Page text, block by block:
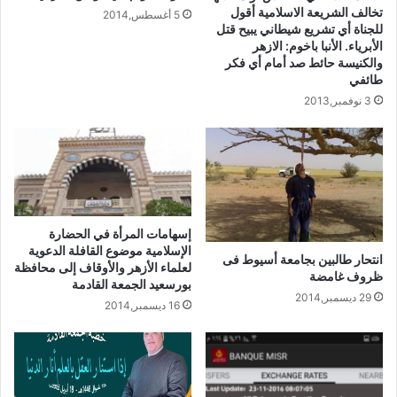
الرَّحْمَةِ رَحْمَةً لِلْعَالَمِينَ لِنَعْلَمَ الدِّينَ كُلَّهَا أَنَّ
الإِسْلَامَ سَبَقَ حُقُوقَ الْإِنْسَانِي فِي وَضْعِ
ضَوَابِطَ وَحُقُوقٍ لِلطُّفُولَةِ بِلَا نَظرَ إِلَى لَوْنٍ أَوْ
عِرْقٍ أَوْ لُغَةٍ أَوْ دِينٍ ،وَخَاصَّةً وَأَنَّ لِكُلِّ أُمَّةٍ
مُسْتَقْبَلًا تَأْمُلُهُ وَتَنْشُدُهُ، وَلَا يَقُومُ هَذَا
الْمُسْتَقْبَلُ إِلَّا عَلَى النَّاشِئِ، فَأَطْفَالُ الْيَوْمِ
هُمْ رِجَالُ الْغَدِ، أَطْفَالُ الْيَوْمِ هُمْ حُمَاةُ الدِّينِ
وَأَبطَالُ الْوَطَنِ، أَطْفَالُ الْيَوْمِ هُمْ نَوَاةُ أُمَّتِنَا
وَهُمْ فَخْرُهَا وَعِزَّتُهَا، وَخَاصَّةً فِي زَمَنٍ تَكَالَبَ
فِيهِ أَعْدَاءُ الْإِسْلَامِ عَلَى أَهْلِهِ، وَفِي زَمَنٍ
كَشَّرَ الشَّرُّ فِيهِ عَنْ أَنْيَابِهِ وَفِي زَمَنٍ انْتَشَرَتْ
فِيهِ وَسَائِلُ الْفَسَادِ وَعَمَّتْ وَطُمَّتْ، كَانَ
لِزَامًا عَلَيْنَا -نَحْنُ الْآبَاءَ وَالْمُرَبِّيْنَ وَأُوْلِيَاءِ
الْأُمُورِ- أَنْ نَهْتَمَّ بِشَأْنِ تَرْبِيَةِ الطِّفْلِ مُنْذُ
نُعُومَةِ أَظْفَارِهِ بَلْ وَقَبْلَ مَوْلِدِهِ وَاخْتِيَارِ أُمِّهِ،
تخالف الشريعة الاسلامية أقول
للجناة أي تشريع شيطاني يبيح قتل
الأبرياء. الأنبا باخوم: الازهر
والكنيسة حائط صد أمام أي فكر
طائفي
3 نوفمبر,2013
5 أغسطس,2014
انتحار طالبين بجامعة أسيوط فى
ظروف غامضة
29 ديسمبر,2014
إسهامات المرأة في الحضارة
الإسلامية موضوع القافلة الدعوية
لعلماء الأزهر والأوقاف إلى محافظة
بورسعيد الجمعة القادمة
16 ديسمبر,2014